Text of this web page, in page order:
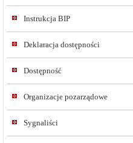
Instrukcja BIP
Deklaracja dostępności
Dostępność
Organizacje pozarządowe
Sygnaliści